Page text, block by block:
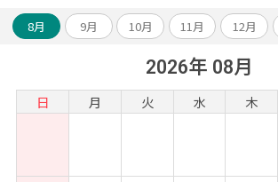
更、
ください。
8月 9月 10月 11月 12月
2026年 08月
日 月 火 水 木